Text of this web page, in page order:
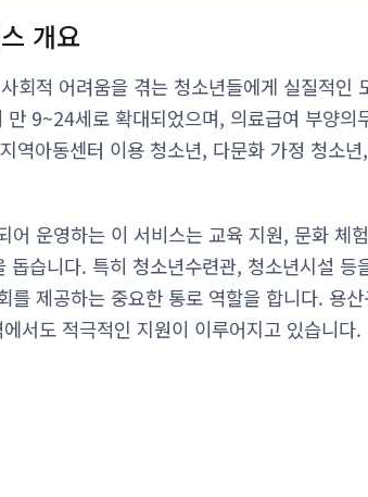
개요
회적 어려움을 겪는 청소년들에게 실질적인
9~24세로 확대되었으며, 의료급여 부양의
역아동센터 이용 청소년, 다문화 가정 청소
어 운영하는 이 서비스는 교육 지원, 문화 체
습니다. 특히 청소년수련관, 청소년시설 등
를 제공하는 중요한 통로 역할을 합니다. 용
서도 적극적인 지원이 이루어지고 있습니다.